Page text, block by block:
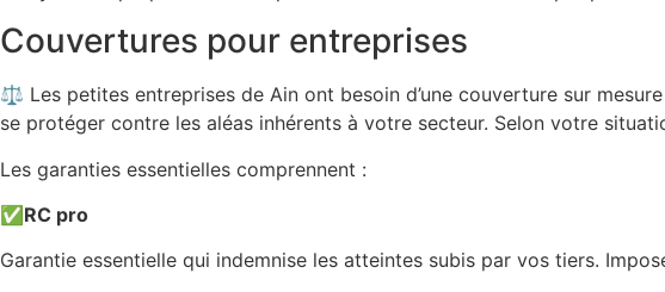
Couvertures pour entreprises
⚖️ Les petites entreprises de Ain ont besoin d’une couverture sur
se protéger contre les aléas inhérents à votre secteur. Selon votre
Les garanties essentielles comprennent :
✅RC pro
Garantie essentielle qui indemnise les atteintes subis par vos tiers.